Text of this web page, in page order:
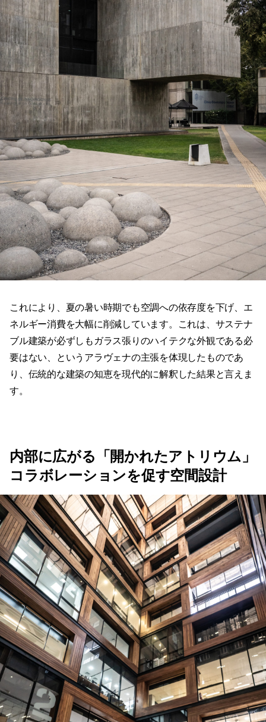
これにより、夏の暑い時期でも空調への依存度を下げ、エ
ネルギー消費を大幅に削減しています。これは、サステナ
ブル建築が必ずしもガラス張りのハイテクな外観である必
要はない、というアラヴェナの主張を体現したものであ
り、伝統的な建築の知恵を現代的に解釈した結果と言えま
す。
内部に広がる「開かれたアトリウム」
コラボレーションを促す空間設計